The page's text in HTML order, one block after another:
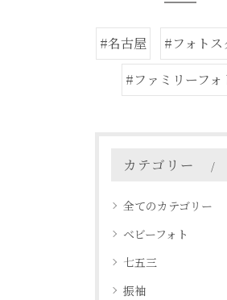
#名古屋
#フォトス
#ファミリーフォ
カテゴリー
全てのカテゴリー
ベビーフォト
七五三
振袖